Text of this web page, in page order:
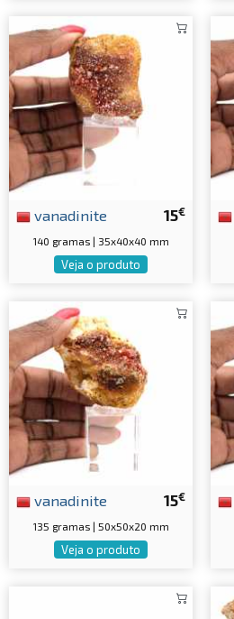
15€
vanadinite
140 gramas | 35x40x40 mm
Veja o produto
15€
vanadinite
135 gramas | 50x50x20 mm
Veja o produto